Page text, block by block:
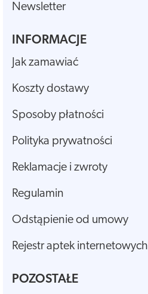
Newsletter
INFORMACJE
Jak zamawiać
Koszty dostawy
Sposoby płatności
Polityka prywatności
Reklamacje i zwroty
Regulamin
Odstąpienie od umowy
Rejestr aptek internetowych
POZOSTAŁE